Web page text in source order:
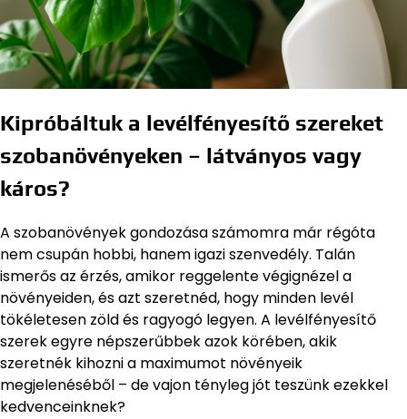
Kipróbáltuk a levélfényesítő szereket
szobanövényeken – látványos vagy
káros?
A szobanövények gondozása számomra már régóta
nem csupán hobbi, hanem igazi szenvedély. Talán
ismerős az érzés, amikor reggelente végignézel a
növényeiden, és azt szeretnéd, hogy minden levél
tökéletesen zöld és ragyogó legyen. A levélfényesítő
szerek egyre népszerűbbek azok körében, akik
szeretnék kihozni a maximumot növényeik
megjelenéséből – de vajon tényleg jót teszünk ezekkel
kedvenceinknek?